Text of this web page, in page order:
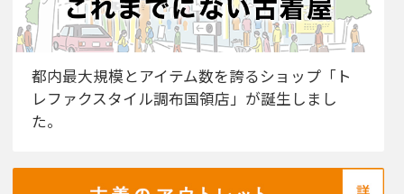
都内最大規模とアイテム数を誇るショップ「ト
レファクスタイル調布国領店」が誕生しまし
た。